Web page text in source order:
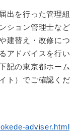
出を行った管理組
ション管理士など
建替え・改修につ
アドバイスを行い
記の東京都ホーム
ト）でご確認くだ
adviser.html